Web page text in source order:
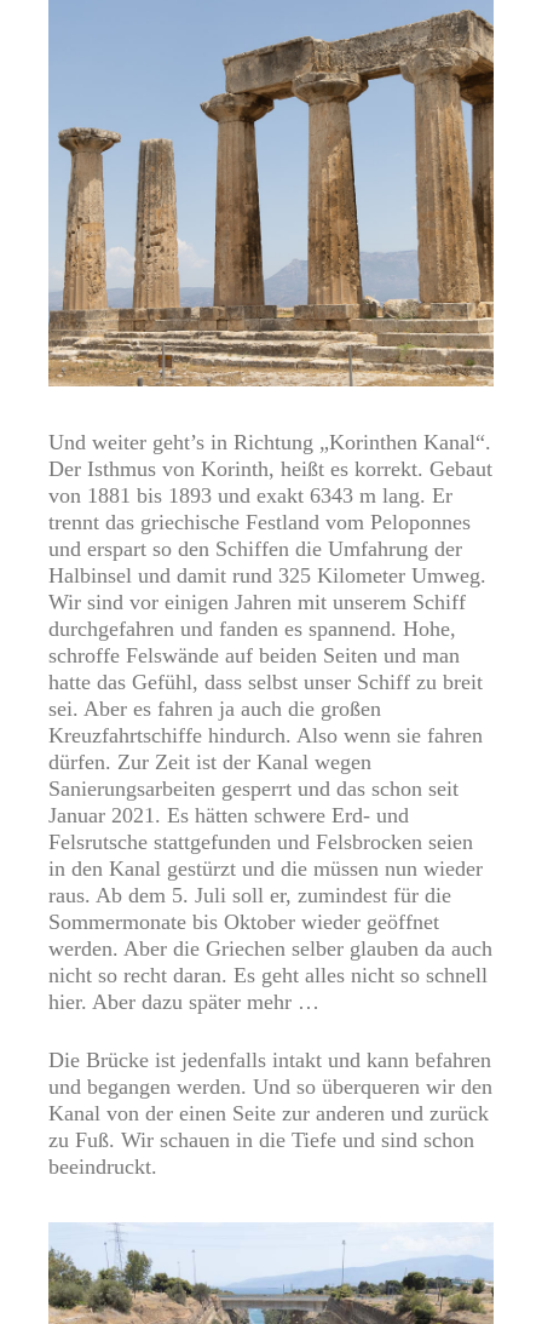
Und weiter geht’s in Richtung „Korinthen Kanal“.
Der Isthmus von Korinth, heißt es korrekt. Gebaut
von 1881 bis 1893 und exakt 6343 m lang. Er
trennt das griechische Festland vom Peloponnes
und erspart so den Schiffen die Umfahrung der
Halbinsel und damit rund 325 Kilometer Umweg.
Wir sind vor einigen Jahren mit unserem Schiff
durchgefahren und fanden es spannend. Hohe,
schroffe Felswände auf beiden Seiten und man
hatte das Gefühl, dass selbst unser Schiff zu breit
sei. Aber es fahren ja auch die großen
Kreuzfahrtschiffe hindurch. Also wenn sie fahren
dürfen. Zur Zeit ist der Kanal wegen
Sanierungsarbeiten gesperrt und das schon seit
Januar 2021. Es hätten schwere Erd- und
Felsrutsche stattgefunden und Felsbrocken seien
in den Kanal gestürzt und die müssen nun wieder
raus. Ab dem 5. Juli soll er, zumindest für die
Sommermonate bis Oktober wieder geöffnet
werden. Aber die Griechen selber glauben da auch
nicht so recht daran. Es geht alles nicht so schnell
hier. Aber dazu später mehr …
Die Brücke ist jedenfalls intakt und kann befahren
und begangen werden. Und so überqueren wir den
Kanal von der einen Seite zur anderen und zurück
zu Fuß. Wir schauen in die Tiefe und sind schon
beeindruckt.